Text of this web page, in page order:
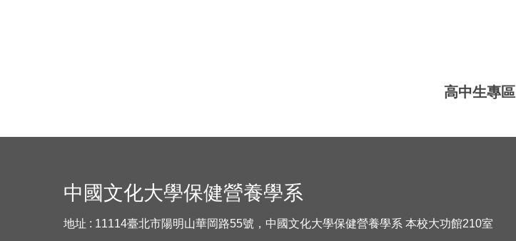
高中生專區
中國文化大學保健營養學系
地址 : 11114臺北市陽明山華岡路55號，中國文化大學保健營養學系 本校大功館210室